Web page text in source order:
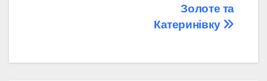
Золоте та
Катеринівку